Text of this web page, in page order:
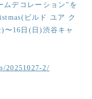
ムデコレーション”を
ビルド ユア ク
〜16日(日)渋谷キャ
20251027-2/